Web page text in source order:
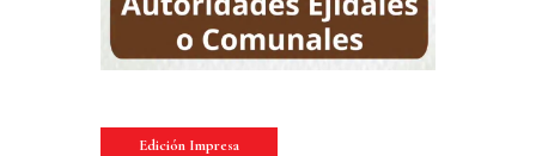
Edición Impresa